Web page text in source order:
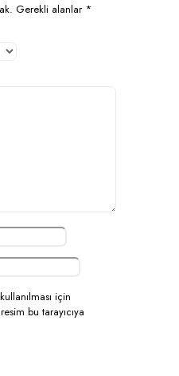
Gerekli alanlar *
için
bu tarayıcıya